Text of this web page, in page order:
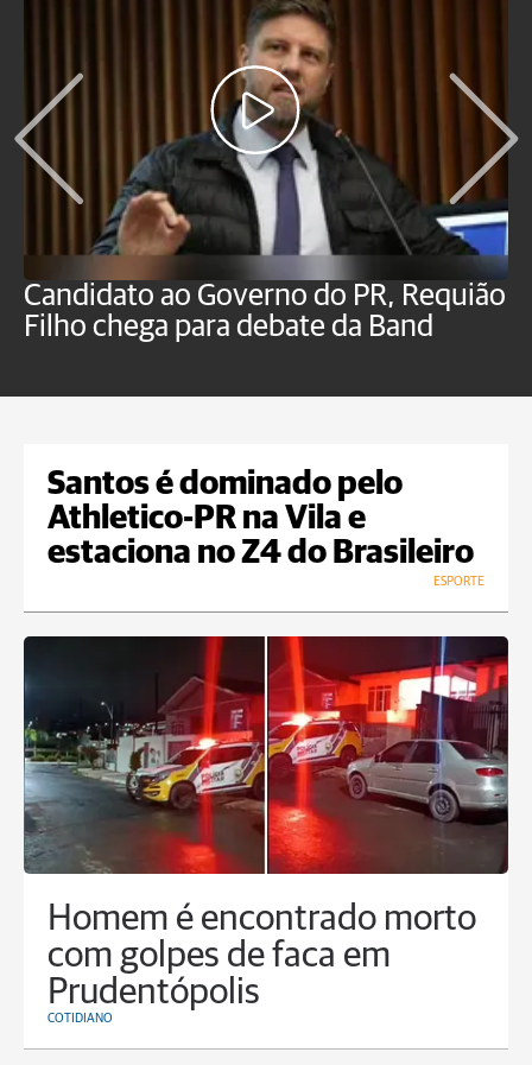
Candidato ao Governo do PR, Requião
Filho chega para debate da Band
Santos é dominado pelo
Athletico-PR na Vila e
estaciona no Z4 do Brasileiro
ESPORTE
Homem é encontrado morto
com golpes de faca em
Prudentópolis
COTIDIANO